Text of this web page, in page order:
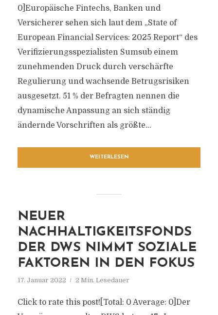
0]Europäische Fintechs, Banken und
Versicherer sehen sich laut dem „State of
European Financial Services: 2025 Report“ des
Verifizierungsspezialisten Sumsub einem
zunehmenden Druck durch verschärfte
Regulierung und wachsende Betrugsrisiken
ausgesetzt. 51 % der Befragten nennen die
dynamische Anpassung an sich ständig
ändernde Vorschriften als größte...
WEITERLESEN
NEUER
NACHHALTIGKEITSFONDS
DER DWS NIMMT SOZIALE
FAKTOREN IN DEN FOKUS
17. Januar 2022 2 Min. Lesedauer
Click to rate this post![Total: 0 Average: 0]Der